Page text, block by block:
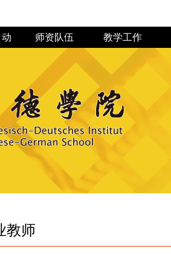
草榴社区 历
史
联系我们
规章制度 资料下载
师资队伍
教授博士 专业教师
教学工作
专业建设 实践教学
科研机构
组织机构
教师